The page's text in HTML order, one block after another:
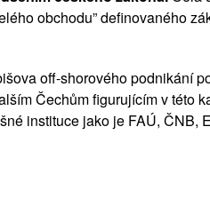
obchodu” definovaného
off-shorového podnikání
Čechům figurujícím v této
instituce jako je FAÚ, ČNB,